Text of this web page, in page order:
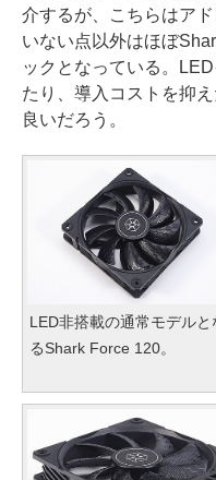
介するが、こちらはア
いない点以外はほぼ
ックとなっている。
たり、導入コストを抑
良いだろう。
LED非搭載の通常モデルと
るShark Force 120。